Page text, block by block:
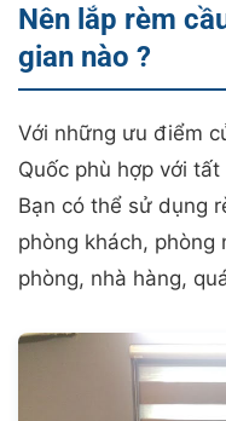
Nên lắp rèm
gian nào ?
Với những ưu điểm
Quốc phù hợp với
Bạn có thể sử dụng
phòng khách, phòng
phòng, nhà hàng,